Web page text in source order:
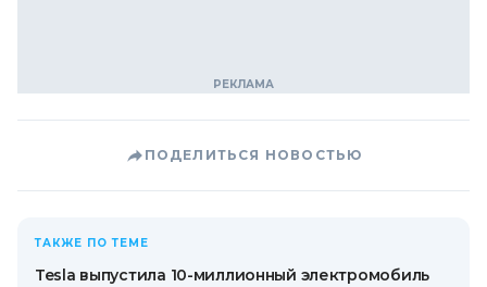
ПОДЕЛИТЬСЯ НОВОСТЬЮ
ТАКЖЕ ПО ТЕМЕ
Tesla выпустила 10-миллионный электромобиль